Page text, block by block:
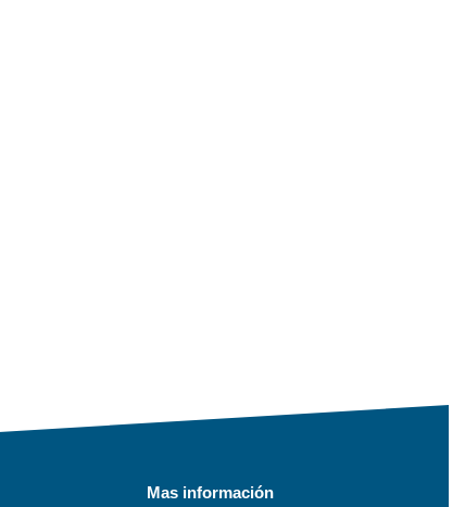
Mas información